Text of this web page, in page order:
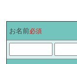
お名前必須